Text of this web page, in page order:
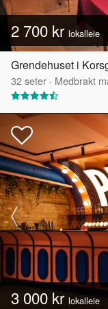
2 700 kr lokalleie
32seter · Medbrakt
3 000 kr lokalleie